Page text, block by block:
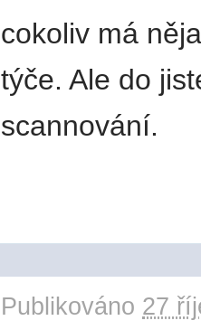
cokoliv má
týče. Ale do
scannování.
Publikováno 27